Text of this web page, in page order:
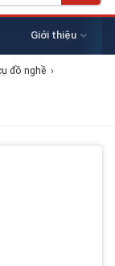
Giới thiệu
đồ nghề ›